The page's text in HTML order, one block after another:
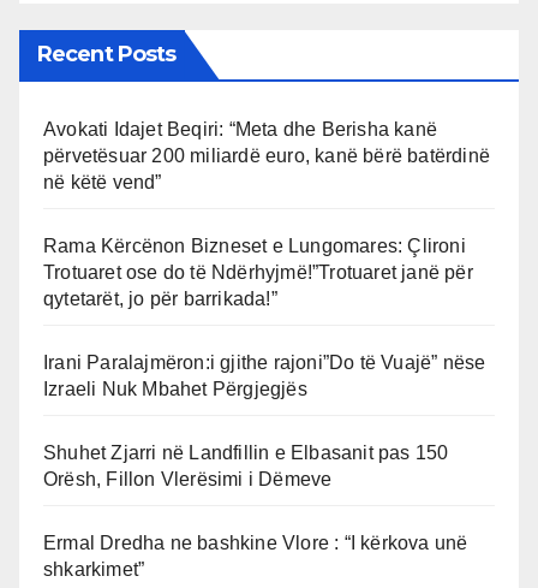
Recent Posts
Avokati Idajet Beqiri: “Meta dhe Berisha kanë
përvetësuar 200 miliardë euro, kanë bërë batërdinë
në këtë vend”
Rama Kërcënon Bizneset e Lungomares: Çlironi
Trotuaret ose do të Ndërhyjmë!”Trotuaret janë për
qytetarët, jo për barrikada!”
Irani Paralajmëron:i gjithe rajoni”Do të Vuajë” nëse
Izraeli Nuk Mbahet Përgjegjës
Shuhet Zjarri në Landfillin e Elbasanit pas 150
Orësh, Fillon Vlerësimi i Dëmeve
Ermal Dredha ne bashkine Vlore : “I kërkova unë
shkarkimet”